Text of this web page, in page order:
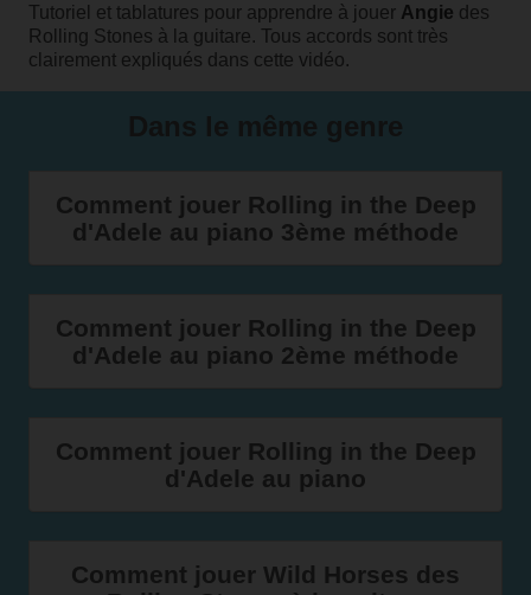
Tutoriel et tablatures pour apprendre à jouer Angie des
Rolling Stones à la guitare. Tous accords sont très
clairement expliqués dans cette vidéo.
Comment jouer Rolling in the Deep
d'Adele au piano 3ème méthode
Comment jouer Rolling in the Deep
d'Adele au piano 2ème méthode
Comment jouer Rolling in the Deep
d'Adele au piano
Comment jouer Wild Horses des